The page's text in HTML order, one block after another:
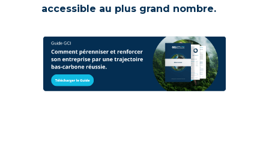
accessible au plus grand nombre.